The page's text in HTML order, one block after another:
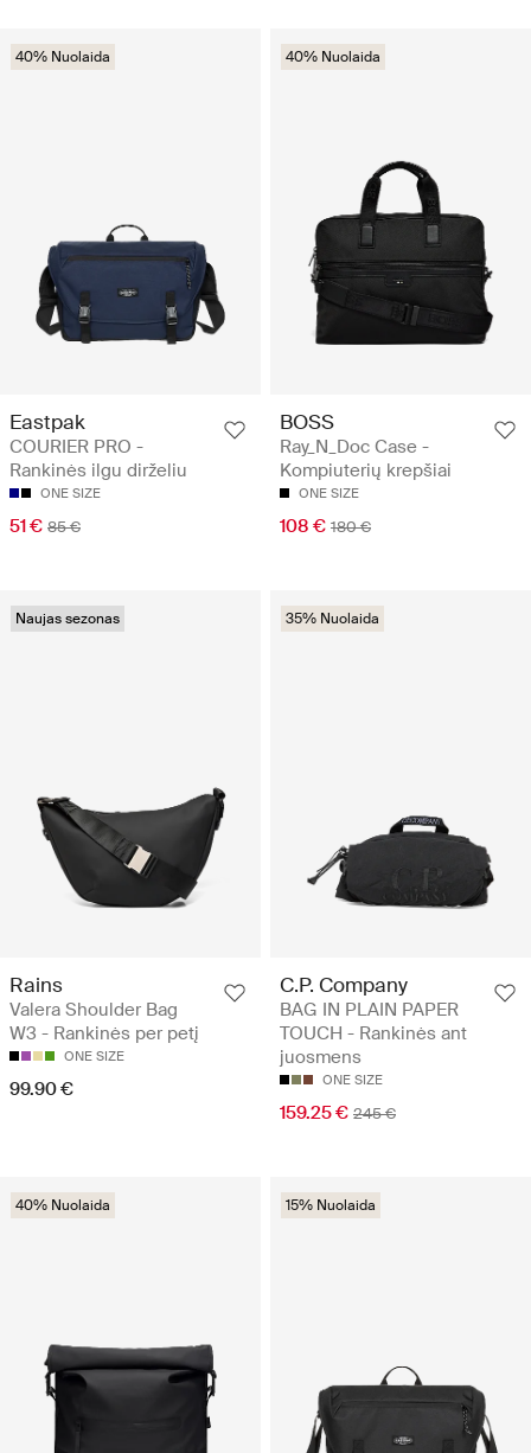
40% Nuolaida
Eastpak
COURIER PRO -
Rankinės ilgu dirželiu
ONE SIZE
51 € 85 €
40% Nuolaida
BOSS
Ray_N_Doc Case -
Kompiuterių krepšiai
ONE SIZE
108 € 180 €
Naujas sezonas
Rains
Valera Shoulder Bag
W3 - Rankinės per petį
ONE SIZE
99.90 €
35% Nuolaida
C.P. Company
BAG IN PLAIN PAPER
TOUCH - Rankinės ant
juosmens
ONE SIZE
159.25 € 245 €
40% Nuolaida 15% Nuolaida